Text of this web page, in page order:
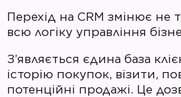
Перехід на CRM змінює не
всю логіку управління
З’являється єдина база
історію покупок, візити,
потенційні продажі. Це